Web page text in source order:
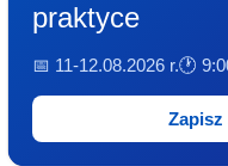
praktyce
📅 11-12.08.2026 r.🕐
Zapisz